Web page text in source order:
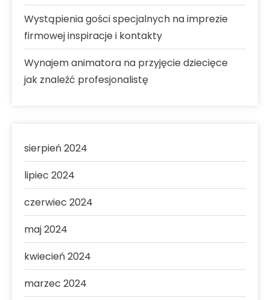
Wystąpienia gości specjalnych na imprezie
firmowej inspiracje i kontakty
Wynajem animatora na przyjęcie dziecięce
jak znaleźć profesjonalistę
sierpień 2024
lipiec 2024
czerwiec 2024
maj 2024
kwiecień 2024
marzec 2024